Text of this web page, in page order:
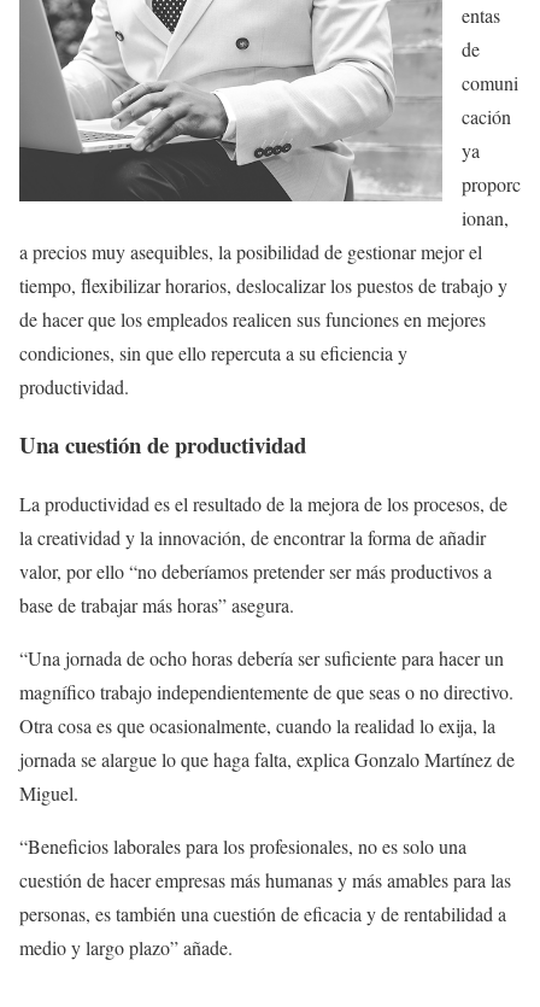
entas
de
comuni
cación
ya
proporc
ionan,
a precios muy asequibles, la posibilidad de gestionar mejor el
tiempo, flexibilizar horarios, deslocalizar los puestos de trabajo y
de hacer que los empleados realicen sus funciones en mejores
condiciones, sin que ello repercuta a su eficiencia y
productividad.
Una cuestión de productividad
La productividad es el resultado de la mejora de los procesos, de
la creatividad y la innovación, de encontrar la forma de añadir
valor, por ello “no deberíamos pretender ser más productivos a
base de trabajar más horas” asegura.
“Una jornada de ocho horas debería ser suficiente para hacer un
magnífico trabajo independientemente de que seas o no directivo.
Otra cosa es que ocasionalmente, cuando la realidad lo exija, la
jornada se alargue lo que haga falta, explica Gonzalo Martínez de
Miguel.
“Beneficios laborales para los profesionales, no es solo una
cuestión de hacer empresas más humanas y más amables para las
personas, es también una cuestión de eficacia y de rentabilidad a
medio y largo plazo” añade.